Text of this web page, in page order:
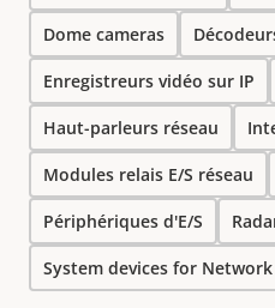
Dome cameras
Enregistreurs vidéo sur IP
Haut-parleurs réseau
Modules relais E/S réseau
Périphériques d'E/S
System devices for